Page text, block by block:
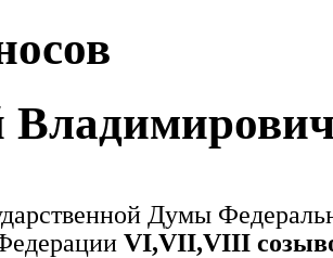
Думы
VI,VII,VIII